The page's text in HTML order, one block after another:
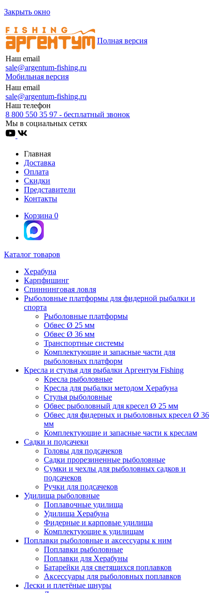
Закрыть окно
Наш email
sale@argentum-fishing.ru
Мобильная версия
Полная версия
Наш email
sale@argentum-fishing.ru
Наш телефон
8 800 550 35 97 - бесплатный звонок
Мы в социальных сетях
Главная
Доставка
Оплата
Скидки
Представители
Контакты
Корзина 0
Каталог товаров
Херабуна
Карпфишинг
Спиннинговая ловля
Рыболовные платформы для фидерной рыбалки и
спорта
Рыболовные платформы
Обвес Ø 25 мм
Обвес Ø 36 мм
Транспортные системы
Комплектующие и запасные части для
рыболовных платформ
Кресла и стулья для рыбалки Аргентум Fishing
Кресла рыболовные
Кресла для рыбалки методом Херабуна
Стулья рыболовные
Обвес рыболовный для кресел Ø 25 мм
Обвес для фидерных и рыболовных кресел Ø 36
мм
Комплектующие и запасные части к креслам
Садки и подсачеки
Головы для подсачеков
Садки прорезиненные рыболовные
Сумки и чехлы для рыболовных садков и
подсачеков
Ручки для подсачеков
Удилища рыболовные
Поплавочные удилища
Удилища Херабуна
Фидерные и карповые удилища
Комплектующие к удилищам
Поплавки рыболовные и аксессуары к ним
Поплавки рыболовные
Поплавки для Херабуны
Батарейки для светящихся поплавков
Аксессуары для рыболовных поплавков
Лески и плетёные шнуры